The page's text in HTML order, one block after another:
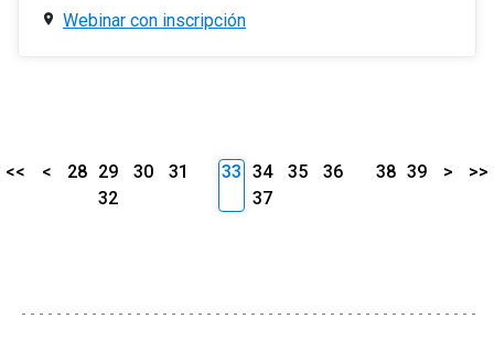
Webinar con inscripción
<< < 28 29 30
31
32
33 34 35
36
37
38 39 > >>